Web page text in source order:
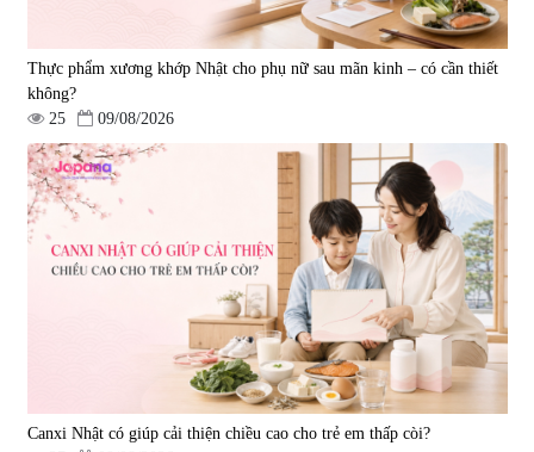
Thực phẩm xương khớp Nhật cho phụ nữ sau mãn kinh – có cần thiết
không?
25
09/08/2026
Canxi Nhật có giúp cải thiện chiều cao cho trẻ em thấp còi?